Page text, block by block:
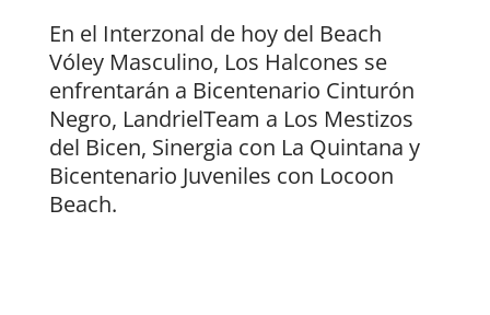
En el Interzonal de hoy del Beach
Vóley Masculino, Los Halcones se
enfrentarán a Bicentenario Cinturón
Negro, LandrielTeam a Los Mestizos
del Bicen, Sinergia con La Quintana y
Bicentenario Juveniles con Locoon
Beach.